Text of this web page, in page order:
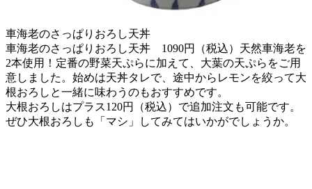
車海老のさっぱりおろし天丼
車海老のさっぱりおろし天丼 1090円（税込）天然車海老を
2本使用！定番の野菜天ぷらに加えて、大葉の天ぷらをご用
意しました。始めは天丼タレで、途中からレモンを絞って大
根おろしと一緒に味わうのもおすすめです。
大根おろしはプラス120円（税込）で追加注文も可能です。
ぜひ大根おろしも「マシ」してみてはいかがでしょうか。